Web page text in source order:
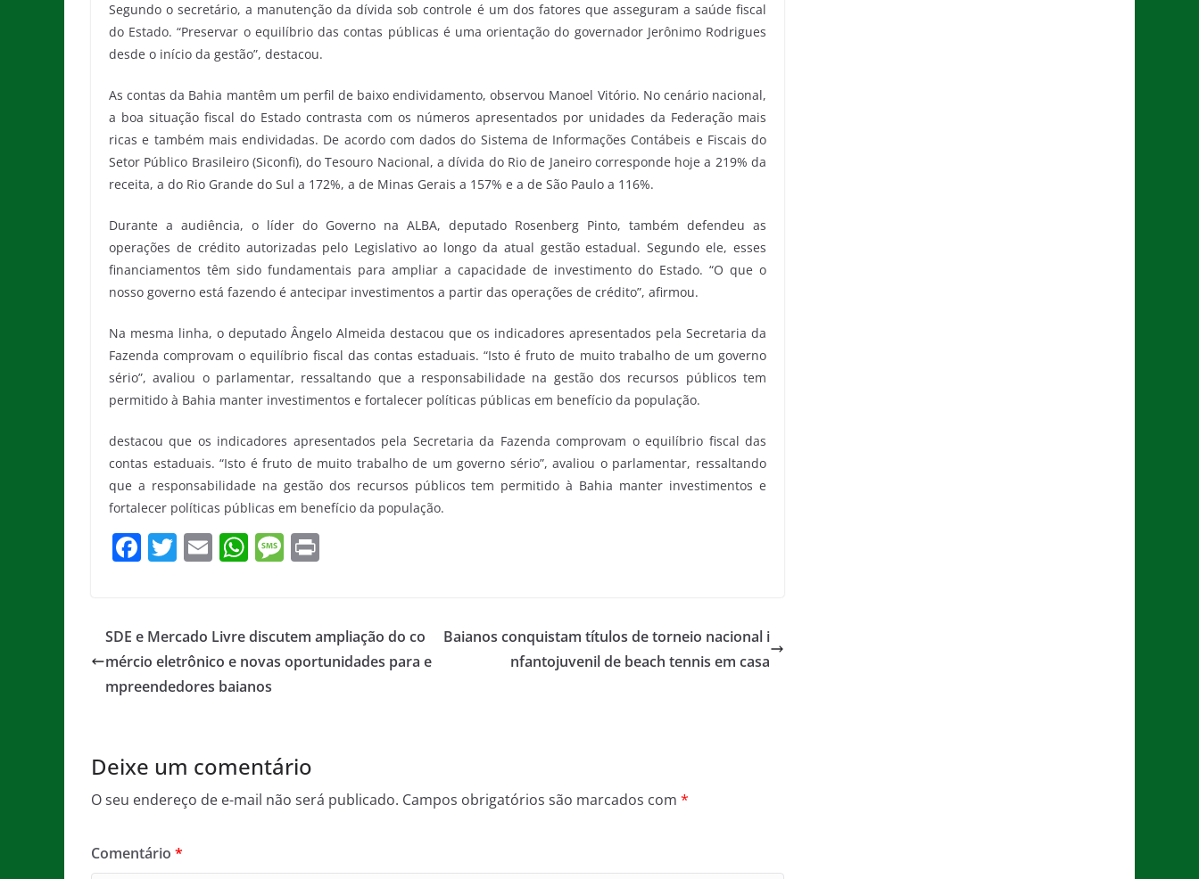
Segundo o secretário, a manutenção da dívida sob controle é um dos fatores que asseguram a saúde fiscal
do Estado. “Preservar o equilíbrio das contas públicas é uma orientação do governador Jerônimo Rodrigues
desde o início da gestão”, destacou.
As contas da Bahia mantêm um perfil de baixo endividamento, observou Manoel Vitório. No cenário nacional,
a boa situação fiscal do Estado contrasta com os números apresentados por unidades da Federação mais
ricas e também mais endividadas. De acordo com dados do Sistema de Informações Contábeis e Fiscais do
Setor Público Brasileiro (Siconfi), do Tesouro Nacional, a dívida do Rio de Janeiro corresponde hoje a 219% da
receita, a do Rio Grande do Sul a 172%, a de Minas Gerais a 157% e a de São Paulo a 116%.
Durante a audiência, o líder do Governo na ALBA, deputado Rosenberg Pinto, também defendeu as
operações de crédito autorizadas pelo Legislativo ao longo da atual gestão estadual. Segundo ele, esses
financiamentos têm sido fundamentais para ampliar a capacidade de investimento do Estado. “O que o
nosso governo está fazendo é antecipar investimentos a partir das operações de crédito”, afirmou.
Na mesma linha, o deputado Ângelo Almeida destacou que os indicadores apresentados pela Secretaria da
Fazenda comprovam o equilíbrio fiscal das contas estaduais. “Isto é fruto de muito trabalho de um governo
sério”, avaliou o parlamentar, ressaltando que a responsabilidade na gestão dos recursos públicos tem
permitido à Bahia manter investimentos e fortalecer políticas públicas em benefício da população.
destacou que os indicadores apresentados pela Secretaria da Fazenda comprovam o equilíbrio fiscal das
contas estaduais. “Isto é fruto de muito trabalho de um governo sério”, avaliou o parlamentar, ressaltando
que a responsabilidade na gestão dos recursos públicos tem permitido à Bahia manter investimentos e
fortalecer políticas públicas em benefício da população.
F
e
b
o
T
er
E
l
W
s
A
p
M
a
g
SDE e Mercado Livre discutem ampliação do co
mércio eletrônico e novas oportunidades para e
mpreendedores baianos
Baianos conquistam títulos de torneio nacional i
nfantojuvenil de beach tennis em casa
Deixe um comentário
O seu endereço de e-mail não será publicado. Campos obrigatórios são marcados com *
Comentário *